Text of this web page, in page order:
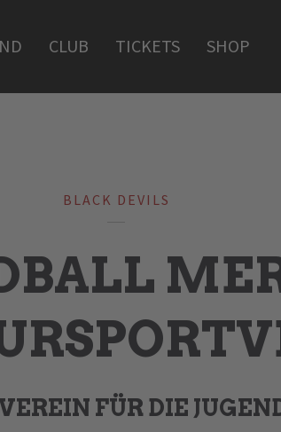
CLUB TICKETS SHOP
BLACK DEVILS
FÜR DIE